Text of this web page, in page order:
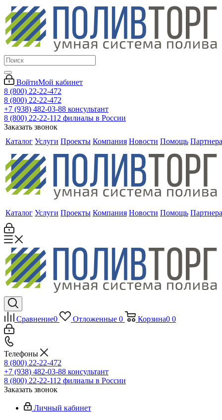
ВойтиМой кабинет
8 (800) 22-22-472
8 (800) 22-22-472
+7 (938) 482-03-88 консультант
8 (800) 22-22-112 филиалы в России
Заказать звонок
Каталог Услуги Проекты Компания Новости Помощь
Каталог Услуги Проекты Компания Новости Помощь
Сравнение0 Отложенные 0 Корзина0 0
Телефоны
8 (800) 22-22-472
+7 (938) 482-03-88 консультант
8 (800) 22-22-112 филиалы в России
Заказать звонок
Личный кабинет